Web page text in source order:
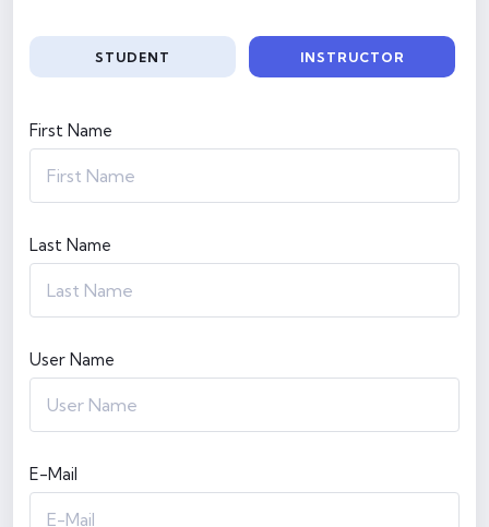
STUDENT INSTRUCTOR
First Name
Last Name
User Name
E-Mail